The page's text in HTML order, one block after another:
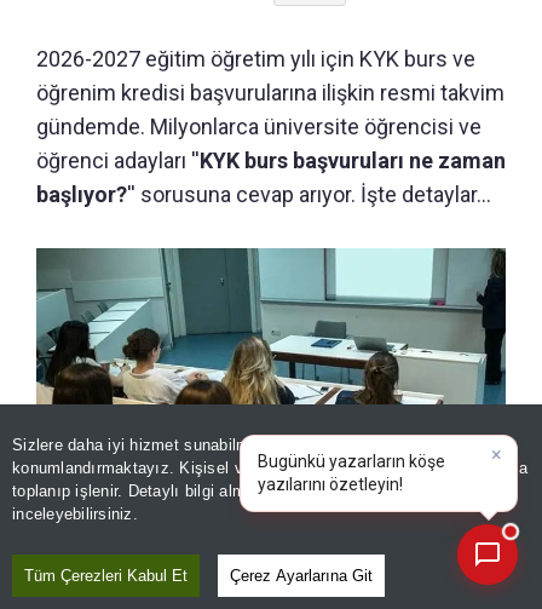
Sizlere daha iyi hizmet sunabilmek adına sitemizde
konumlandırmaktayız. Kişisel verileriniz, KVKK ve GDPR kapsamında
toplanıp işlenir. Detaylı bilgi almak içinAydınlatma Metnimizi
inceleyebilirsiniz.
Tüm Çerezleri Kabul Et Çerez Ayarlarına Git
2026-2027 eğitim öğretim yılı için KYK burs ve
öğrenim kredisi başvurularına ilişkin resmi takvim
gündemde. Milyonlarca üniversite öğrencisi ve
öğrenci adayları ''KYK burs başvuruları ne zaman
başlıyor?'' sorusuna cevap arıyor. İşte detaylar...
KYK burs başvuruları ne zaman başlıyor? 2026 burs ve kredi
başvuru tarihi gündemde
Bugünkü yazarların köşe y